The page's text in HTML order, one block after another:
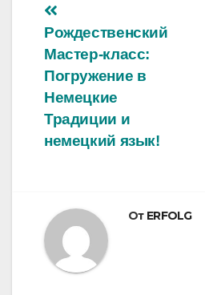
Навигация
по
записям
Рождественский
Мастер-класс:
Погружение в
Немецкие
Традиции и
немецкий язык!
От ERFOLG